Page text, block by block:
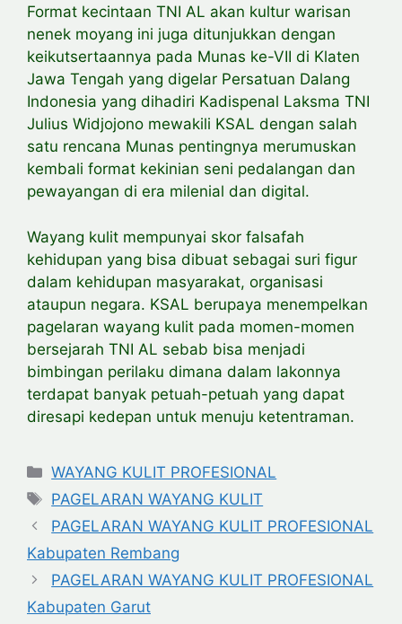
Format kecintaan TNI AL akan kultur warisan
nenek moyang ini juga ditunjukkan dengan
keikutsertaannya pada Munas ke-VII di Klaten
Jawa Tengah yang digelar Persatuan Dalang
Indonesia yang dihadiri Kadispenal Laksma TNI
Julius Widjojono mewakili KSAL dengan salah
satu rencana Munas pentingnya merumuskan
kembali format kekinian seni pedalangan dan
pewayangan di era milenial dan digital.
Wayang kulit mempunyai skor falsafah
kehidupan yang bisa dibuat sebagai suri figur
dalam kehidupan masyarakat, organisasi
ataupun negara. KSAL berupaya menempelkan
pagelaran wayang kulit pada momen-momen
bersejarah TNI AL sebab bisa menjadi
bimbingan perilaku dimana dalam lakonnya
terdapat banyak petuah-petuah yang dapat
diresapi kedepan untuk menuju ketentraman.
Categories
WAYANG KULIT PROFESIONAL
Tags
PAGELARAN WAYANG KULIT
PAGELARAN WAYANG KULIT PROFESIONAL
Kabupaten Rembang
PAGELARAN WAYANG KULIT PROFESIONAL
Kabupaten Garut